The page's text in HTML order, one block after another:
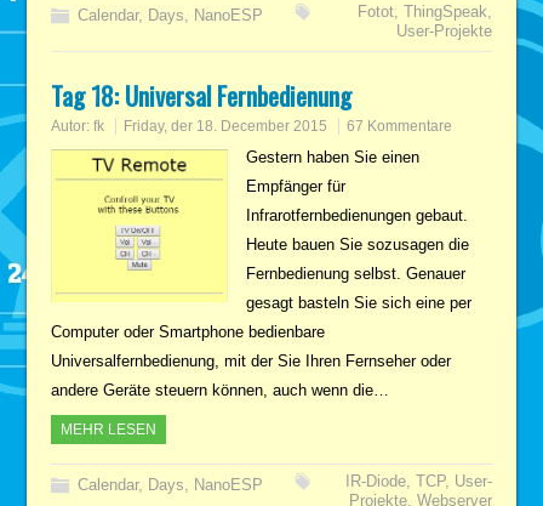
Calendar, Days NanoESP Fotot, ThingSpeak
User-Projekte
Tag 18: Universal Fernbedienung
Autor:fk Friday, der 18. December 2015 67 Kommentare
Gestern haben Sie einen
Empfänger für
Infrarotfernbedienungen gebaut.
Heute bauen Sie sozusagen die
Fernbedienung selbst. Genauer
gesagt basteln Sie sich eine per
Computer oder Smartphone bedienbare
Universalfernbedienung, mit der Sie Ihren Fernseher oder
andere Geräte steuern können, auch wenn die…
MEHR LESEN
Calendar, Days NanoESP IR-Diode, TCP, User-
Projekte, Webserver